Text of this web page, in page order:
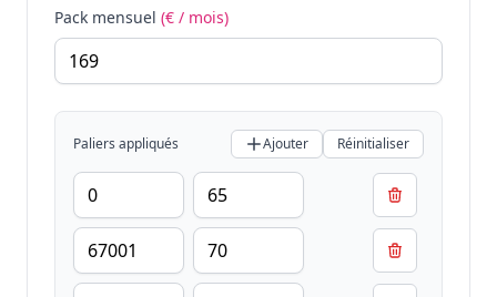
Pack mensuel (€ / mois)
Paliers appliqués Ajouter Réinitialiser